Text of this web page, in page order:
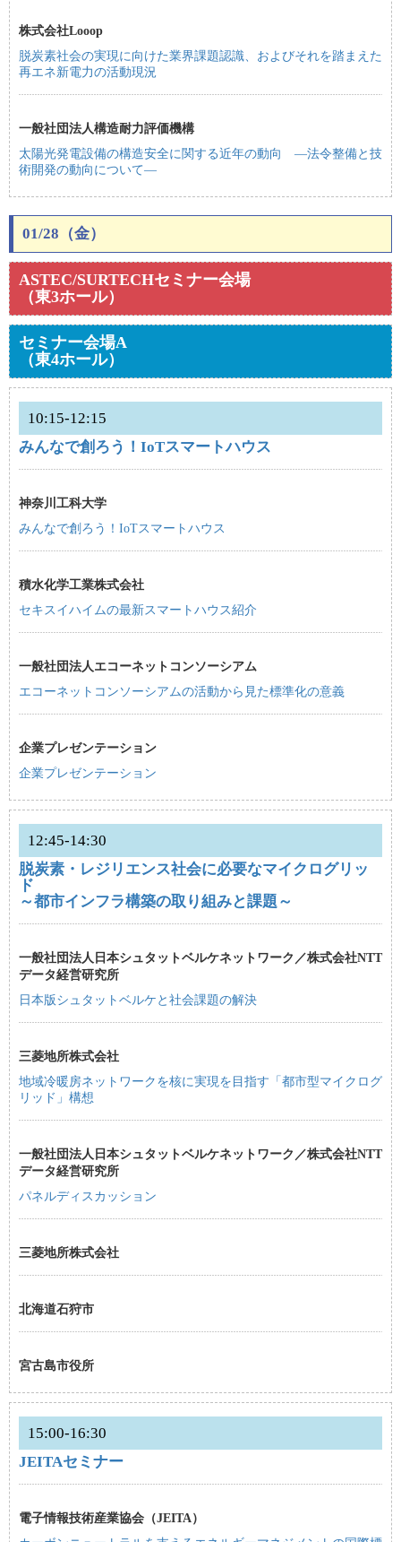
株式会社Looop
脱炭素社会の実現に向けた業界課題認識、およびそれを踏まえた
再エネ新電力の活動現況
一般社団法人構造耐力評価機構
太陽光発電設備の構造安全に関する近年の動向 ―法令整備と技
術開発の動向について―
01/28（金）
ASTEC/SURTECHセミナー会場
（東3ホール）
セミナー会場A
（東4ホール）
10:15-12:15
みんなで創ろう！IoTスマートハウス
神奈川工科大学
みんなで創ろう！IoTスマートハウス
積水化学工業株式会社
セキスイハイムの最新スマートハウス紹介
一般社団法人エコーネットコンソーシアム
エコーネットコンソーシアムの活動から見た標準化の意義
企業プレゼンテーション
企業プレゼンテーション
12:45-14:30
脱炭素・レジリエンス社会に必要なマイクログリッ
ド
～都市インフラ構築の取り組みと課題～
一般社団法人日本シュタットベルケネットワーク／株式会社NTT
データ経営研究所
日本版シュタットベルケと社会課題の解決
三菱地所株式会社
地域冷暖房ネットワークを核に実現を目指す「都市型マイクログ
リッド」構想
一般社団法人日本シュタットベルケネットワーク／株式会社NTT
データ経営研究所
パネルディスカッション
三菱地所株式会社
北海道石狩市
宮古島市役所
15:00-16:30
JEITAセミナー
電子情報技術産業協会（JEITA）